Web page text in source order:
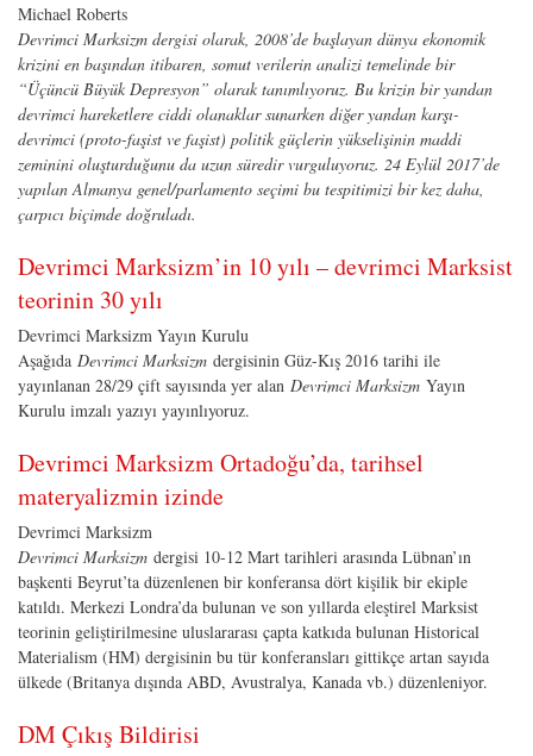
Michael Roberts
Devrimci Marksizm dergisi olarak, 2008’de başlayan dünya ekonomik
krizini en başından itibaren, somut verilerin analizi temelinde bir
“Üçüncü Büyük Depresyon” olarak tanımlıyoruz. Bu krizin bir yandan
devrimci hareketlere ciddi olanaklar sunarken diğer yandan karşı-
devrimci (proto-faşist ve faşist) politik güçlerin yükselişinin maddi
zeminini oluşturduğunu da uzun süredir vurguluyoruz. 24 Eylül 2017’de
yapılan Almanya genel/parlamento seçimi bu tespitimizi bir kez daha,
çarpıcı biçimde doğruladı.
Devrimci Marksizm’in 10 yılı – devrimci Marksist
teorinin 30 yılı
Devrimci Marksizm Yayın Kurulu
Aşağıda Devrimci Marksizm dergisinin Güz-Kış 2016 tarihi ile
yayınlanan 28/29 çift sayısında yer alan Devrimci Marksizm Yayın
Kurulu imzalı yazıyı yayınlıyoruz.
Devrimci Marksizm Ortadoğu’da, tarihsel
materyalizmin izinde
Devrimci Marksizm
Devrimci Marksizm dergisi 10-12 Mart tarihleri arasında Lübnan’ın
başkenti Beyrut’ta düzenlenen bir konferansa dört kişilik bir ekiple
katıldı. Merkezi Londra’da bulunan ve son yıllarda eleştirel Marksist
teorinin geliştirilmesine uluslararası çapta katkıda bulunan Historical
Materialism (HM) dergisinin bu tür konferansları gittikçe artan sayıda
ülkede (Britanya dışında ABD, Avustralya, Kanada vb.) düzenleniyor.
DM Çıkış Bildirisi